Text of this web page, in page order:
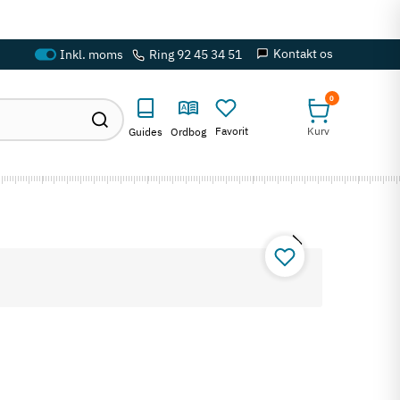
Ring 92 45 34 51 Kontakt os
Guides Ordbog Favorit
0
Kurv